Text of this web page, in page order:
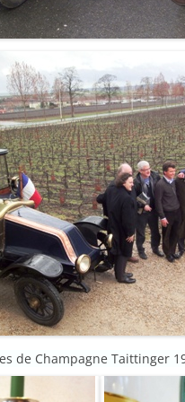
de Champagne Taittinger